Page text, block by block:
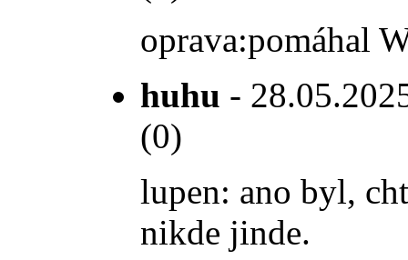
oprava:pomáhal
huhu -
(0)
lupen: ano byl,
nikde jinde.